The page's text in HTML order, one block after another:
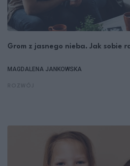
Grom z jasnego nieba. Jak sobie
MAGDALENA JANKOWSKA